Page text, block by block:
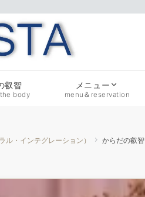
叡智
body
メニュー
menu＆reservation
ル・インテグレーション） からだの叡智